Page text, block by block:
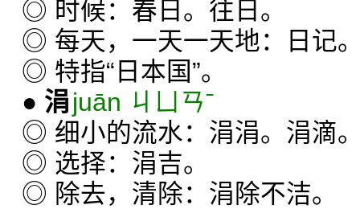
◎ 时候：春日。往日。
◎ 每天，一天一天地：日记
◎ 特指“日本国”。
● 涓juān ㄐㄩㄢˉ
◎ 细小的流水：涓涓。涓滴
◎ 选择：涓吉。
◎ 除去，清除：涓除不洁。